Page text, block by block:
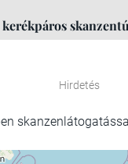
Hirdetés